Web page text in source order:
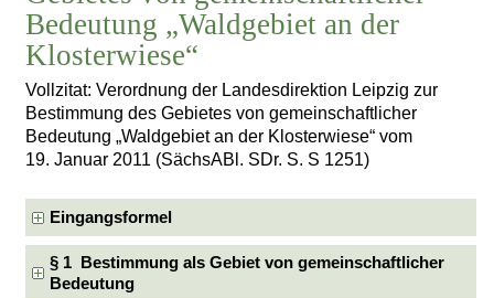
Bedeutung „Waldgebiet an der
Klosterwiese“
Vollzitat: Verordnung der Landesdirektion Leipzig zur
Bestimmung des Gebietes von gemeinschaftlicher
Bedeutung „Waldgebiet an der Klosterwiese“ vom
19. Januar 2011 (SächsABl. SDr. S. S 1251)
Eingangsformel
§ 1 Bestimmung als Gebiet von gemeinschaftlicher
Bedeutung